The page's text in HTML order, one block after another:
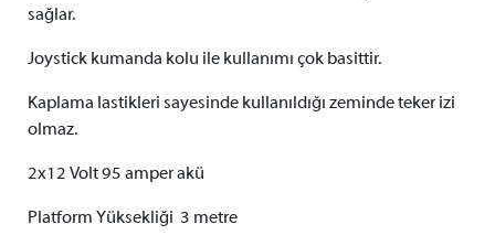
sağlar.
Joystick kumanda kolu ile kullanımı çok basittir.
Kaplama lastikleri sayesinde kullanıldığı zeminde teker izi
olmaz.
2x12 Volt 95 amper akü
Platform Yüksekliği 3 metre